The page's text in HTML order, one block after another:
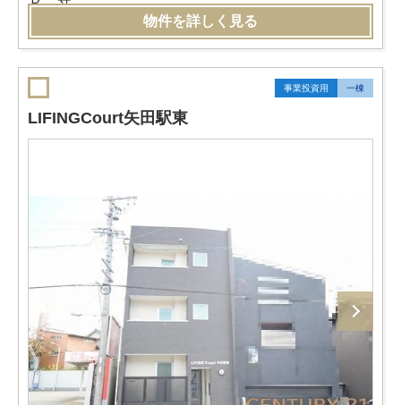
物件を詳しく見る
事業投資用 一棟
LIFINGCourt矢田駅東